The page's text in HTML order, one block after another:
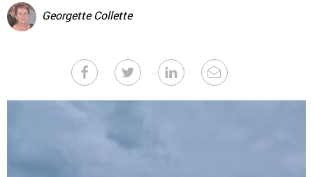
Georgette Collette